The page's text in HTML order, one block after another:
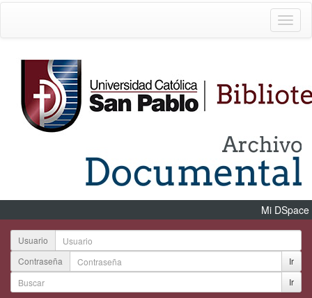
Mi DSpace
Usuario
Contraseña
Ir
Ir